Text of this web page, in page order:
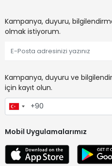
Kampanya, duyuru,
olmak istiyorum.
Kampanya, duyuru ve
için kayıt olun.
Mobil Uygulamalarımız